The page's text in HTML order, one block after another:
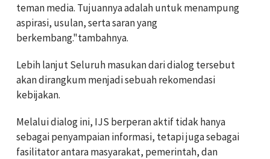
teman media. Tujuannya adalah untuk menampung
aspirasi, usulan, serta saran yang
berkembang."tambahnya.
Lebih lanjut Seluruh masukan dari dialog tersebut
akan dirangkum menjadi sebuah rekomendasi
kebijakan.
Melalui dialog ini, IJS berperan aktif tidak hanya
sebagai penyampaian informasi, tetapi juga sebagai
fasilitator antara masyarakat, pemerintah, dan